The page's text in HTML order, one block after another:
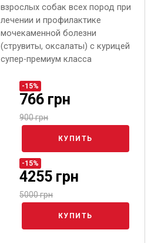
взрослых собак всех пород при
лечении и профилактике
мочекаменной болезни
(струвиты, оксалаты) с курицей
супер-премиум класса
-15%
766 грн
900 грн
КУПИТЬ
-15%
4255 грн
5000 грн
КУПИТЬ